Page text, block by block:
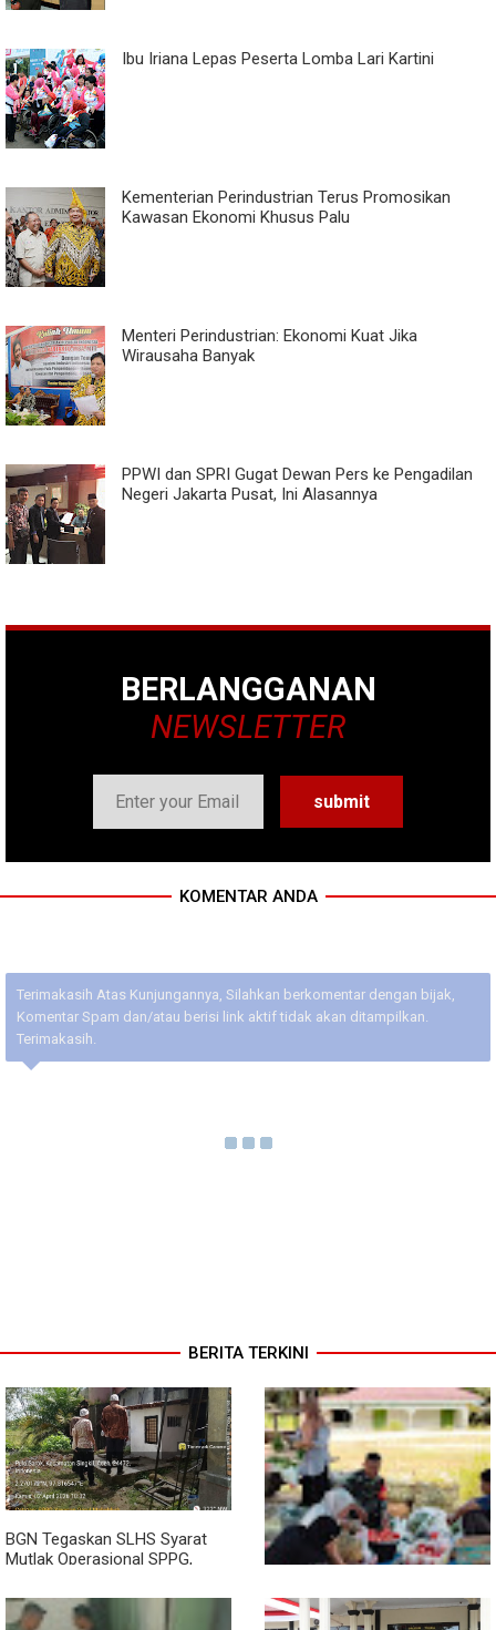
Ibu Iriana Lepas Peserta Lomba Lari Kartini
Kementerian Perindustrian Terus Promosikan
Kawasan Ekonomi Khusus Palu
Menteri Perindustrian: Ekonomi Kuat Jika
Wirausaha Banyak
PPWI dan SPRI Gugat Dewan Pers ke Pengadilan
Negeri Jakarta Pusat, Ini Alasannya
BERLANGGANAN
NEWSLETTER
KOMENTAR ANDA
Terimakasih Atas Kunjungannya, Silahkan berkomentar dengan bijak,
Komentar Spam dan/atau berisi link aktif tidak akan ditampilkan.
Terimakasih.
BERITA TERKINI
BGN Tegaskan SLHS Syarat
Mutlak Operasional SPPG,
Aceh Singkil?